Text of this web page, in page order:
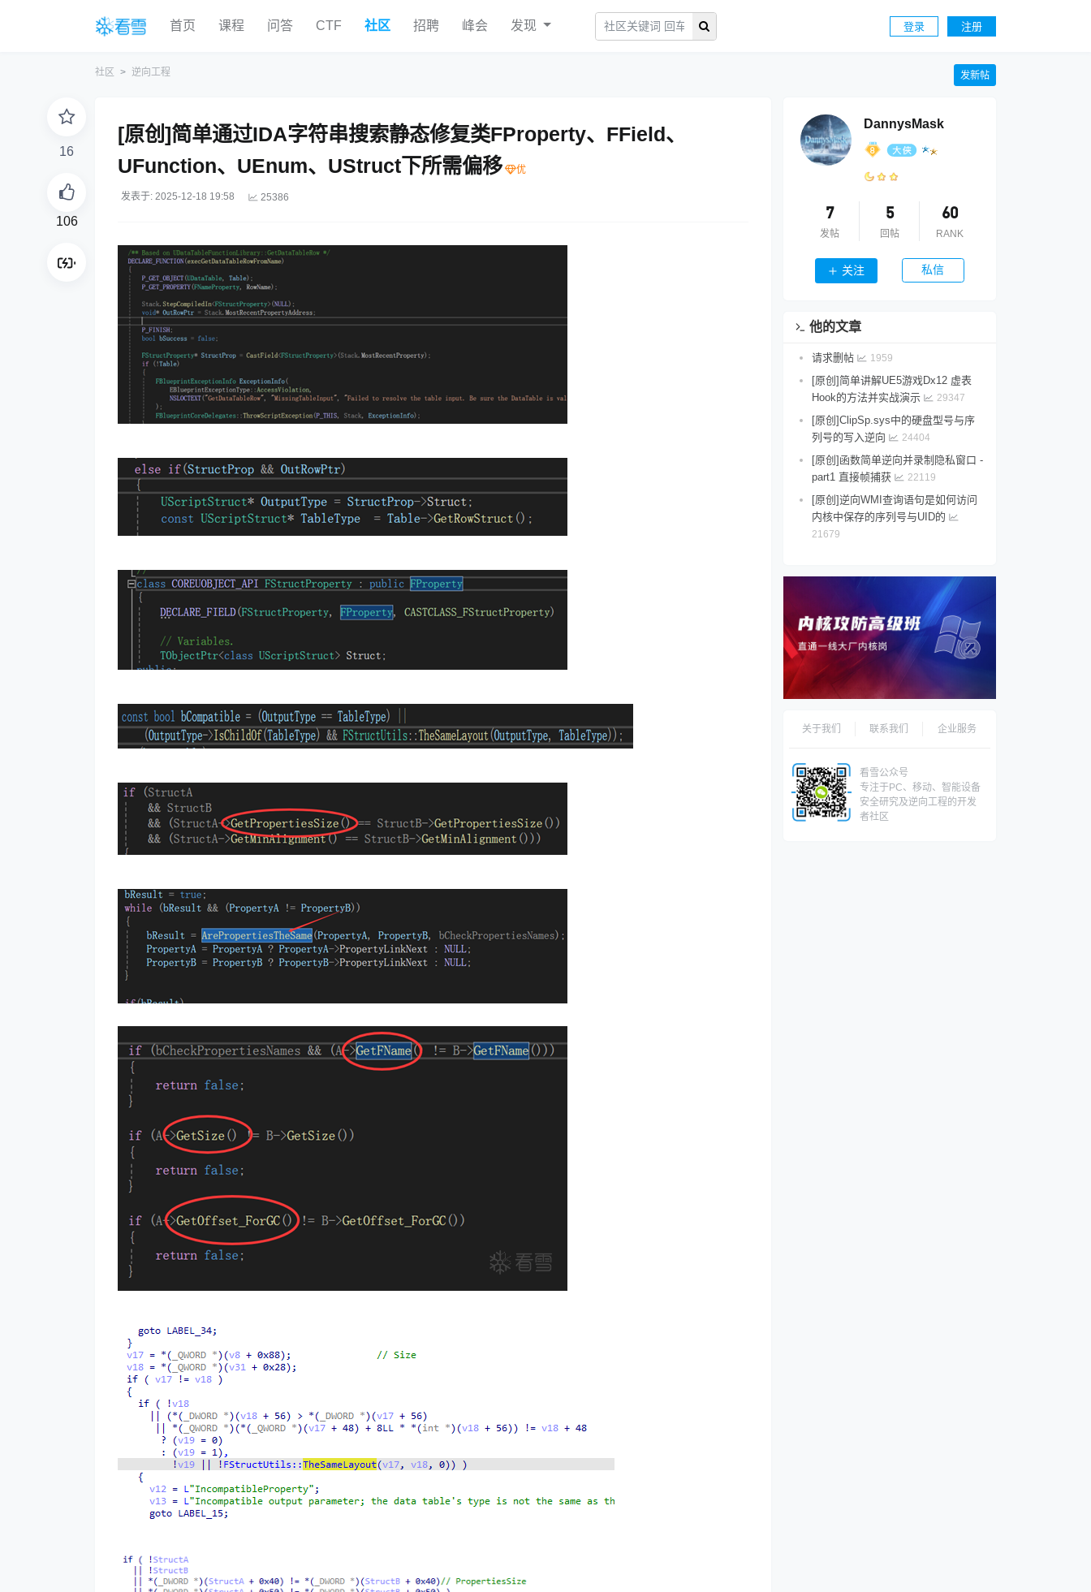
首页 课程 问答 CTF 社区 招聘 峰会 发现 登录 注册
社区 逆向工程 发新帖
16
106
[原创]简单通过IDA字符串搜索静态修复类FProperty、FField、
UFunction、UEnum、UStruct下所需偏移
发表于: 2025-12-18 19:58 25386
DannysMask
7
发帖
5
回帖
60
RANK
关注 私信
他的文章
请求删帖 1959
[原创]简单讲解UE5游戏Dx12 虚表
Hook的方法并实战演示
29347
[原创]ClipSp.sys中的硬盘型号与序
列号的写入逆向
24404
[原创]函数简单逆向并录制隐私窗口 -
part1 直接帧捕获
22119
[原创]逆向WMI查询语句是如何访问
内核中保存的序列号与UID的
21679
关于我们 联系我们 企业服务
看雪公众号
专注于PC、移动、智能设备
安全研究及逆向工程的开发
者社区